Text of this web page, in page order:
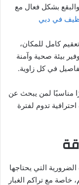
بشكل فعال مع
في دبي
كامل للمكان،
بيئة صحية وآمنة
في كل زاوية.
مناسبًا لمن يبحث عن
تدوم لفترة
التي يحتاجها
خاصة مع تراكم الغبار